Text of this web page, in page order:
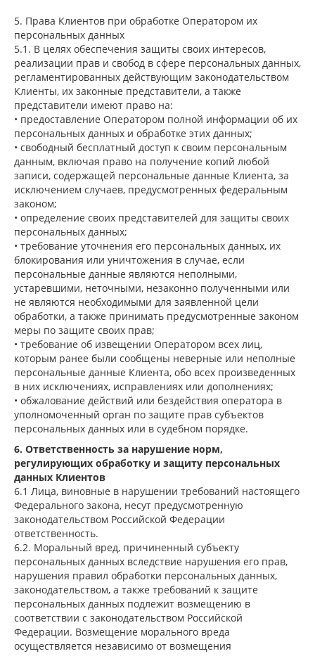
5. Права Клиентов при обработке Оператором их
персональных данных
5.1. В целях обеспечения защиты своих интересов,
реализации прав и свобод в сфере персональных данных,
регламентированных действующим законодательством
Клиенты, их законные представители, а также
представители имеют право на:
• предоставление Оператором полной информации об их
персональных данных и обработке этих данных;
• свободный бесплатный доступ к своим персональным
данным, включая право на получение копий любой
записи, содержащей персональные данные Клиента, за
исключением случаев, предусмотренных федеральным
законом;
• определение своих представителей для защиты своих
персональных данных;
• требование уточнения его персональных данных, их
блокирования или уничтожения в случае, если
персональные данные являются неполными,
устаревшими, неточными, незаконно полученными или
не являются необходимыми для заявленной цели
обработки, а также принимать предусмотренные законом
меры по защите своих прав;
• требование об извещении Оператором всех лиц,
которым ранее были сообщены неверные или неполные
персональные данные Клиента, обо всех произведенных
в них исключениях, исправлениях или дополнениях;
• обжалование действий или бездействия оператора в
уполномоченный орган по защите прав субъектов
персональных данных или в судебном порядке.
6. Ответственность за нарушение норм,
регулирующих обработку и защиту персональных
данных Клиентов
6.1 Лица, виновные в нарушении требований настоящего
Федерального закона, несут предусмотренную
законодательством Российской Федерации
ответственность.
6.2. Моральный вред, причиненный субъекту
персональных данных вследствие нарушения его прав,
нарушения правил обработки персональных данных,
законодательством, а также требований к защите
персональных данных подлежит возмещению в
соответствии с законодательством Российской
Федерации. Возмещение морального вреда
осуществляется независимо от возмещения